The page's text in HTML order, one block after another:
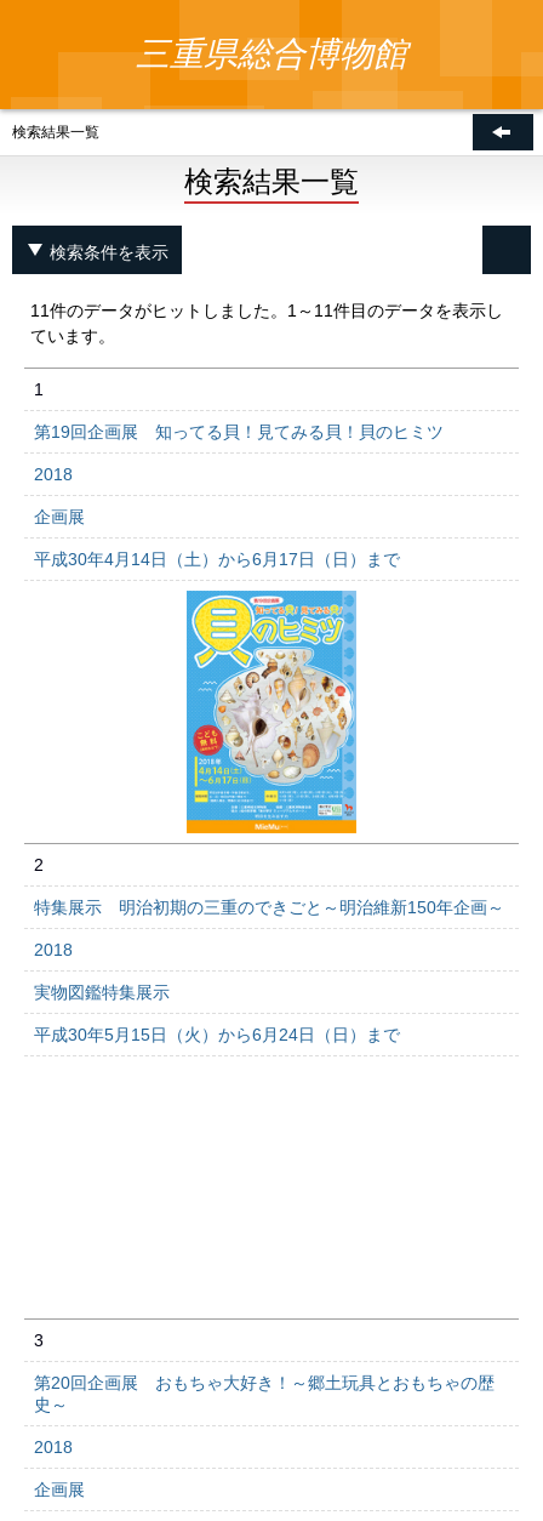
三重県総合博物館
検索結果一覧
検索結果一覧
検索条件を表示
11件のデータがヒットしました。1～11件目のデータを表示し
ています。
1
第19回企画展 知ってる貝！見てみる貝！貝のヒミツ
2018
企画展
平成30年4月14日（土）から6月17日（日）まで
2
特集展示 明治初期の三重のできごと～明治維新150年企画～
2018
実物図鑑特集展示
平成30年5月15日（火）から6月24日（日）まで
3
第20回企画展 おもちゃ大好き！～郷土玩具とおもちゃの歴
史～
2018
企画展